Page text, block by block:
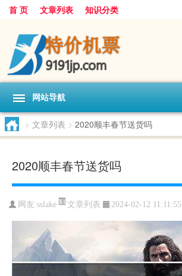
首 页 文章列表 知识分类
网站导航
> 文章列表 > 2020顺丰春节送货吗
2020顺丰春节送货吗
网友:sslake 文章列表 2024-02-12 11:11:55